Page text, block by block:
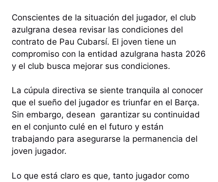
Conscientes de la situación del jugador, el club
azulgrana desea revisar las condiciones del
contrato de Pau Cubarsí. El joven tiene un
compromiso con la entidad azulgrana hasta 2026
y el club busca mejorar sus condiciones.
La cúpula directiva se siente tranquila al conocer
que el sueño del jugador es triunfar en el Barça.
Sin embargo, desean garantizar su continuidad
en el conjunto culé en el futuro y están
trabajando para asegurarse la permanencia del
joven jugador.
Lo que está claro es que, tanto jugador como